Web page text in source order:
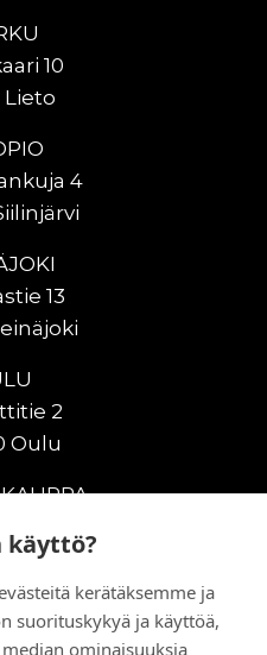
käyttö?
kerätäksemme ja
suorituskykyä ja käyttöä,
ominaisuuksia
10
Lieto
4
13
2
Oulu